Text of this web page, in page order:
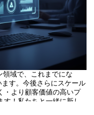
域で、これまでにな
ます。今後さらにスケール
・より顧客価値の高いプ
！私たちと一緒に新し